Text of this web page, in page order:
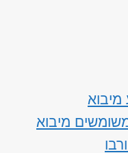
מיבוא